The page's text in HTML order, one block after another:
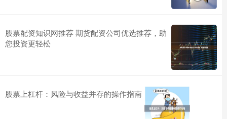
股票配资知识网推荐 期货配资公司优选推荐，助
您投资更轻松
股票上杠杆：风险与收益并存的操作指南